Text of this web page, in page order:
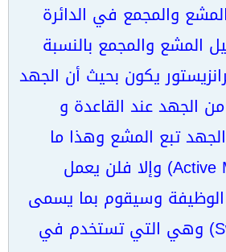
المشع والمجمع في الدائرة
المشع والمجمع بالنسبة
يكون بحيث أن الجهد
الجهد عند القاعدة و
تبع المشع وهذا ما
يسمونه ب (Active Mode) وإلا فلن يعمل
الوظيفة وسيقوم بما يسمى
بوظيفة (Switching) وهي التي تستخدم في